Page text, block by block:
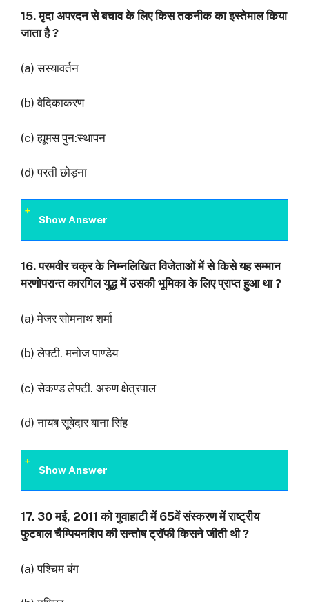
15.मृदा अपरदन से बचाव के लिए किस तकनीक का इस्तेमाल किया
जाता है?
(a) सस्यावर्तन
(b) वेदिकाकरण
(c) ह्यूमस पुन:स्थापन
(d) परती छोड़ना
Show Answer
16.परमवीर चक्र के निम्नलिखित विजेताओं में से किसे यह सम्मान
मरणोपरान्त कारगिल युद्ध में उसकी भूमिका के लिए प्राप्त हुआ था?
(a) मेजर सोमनाथ शर्मा
(b) लेफ्टी. मनोज पाण्डेय
(c) सेकण्ड लेफ्टी. अरुण क्षेत्रपाल
(d) नायब सूबेदार बाना सिंह
Show Answer
17. 30मई, 2011 को गुवाहाटी में 65वें संस्करण में राष्ट्रीय
फुटबाल चैम्पियनशिप की सन्तोष ट्रॉफी किसने जीती थी?
(a) पश्चिम बंग